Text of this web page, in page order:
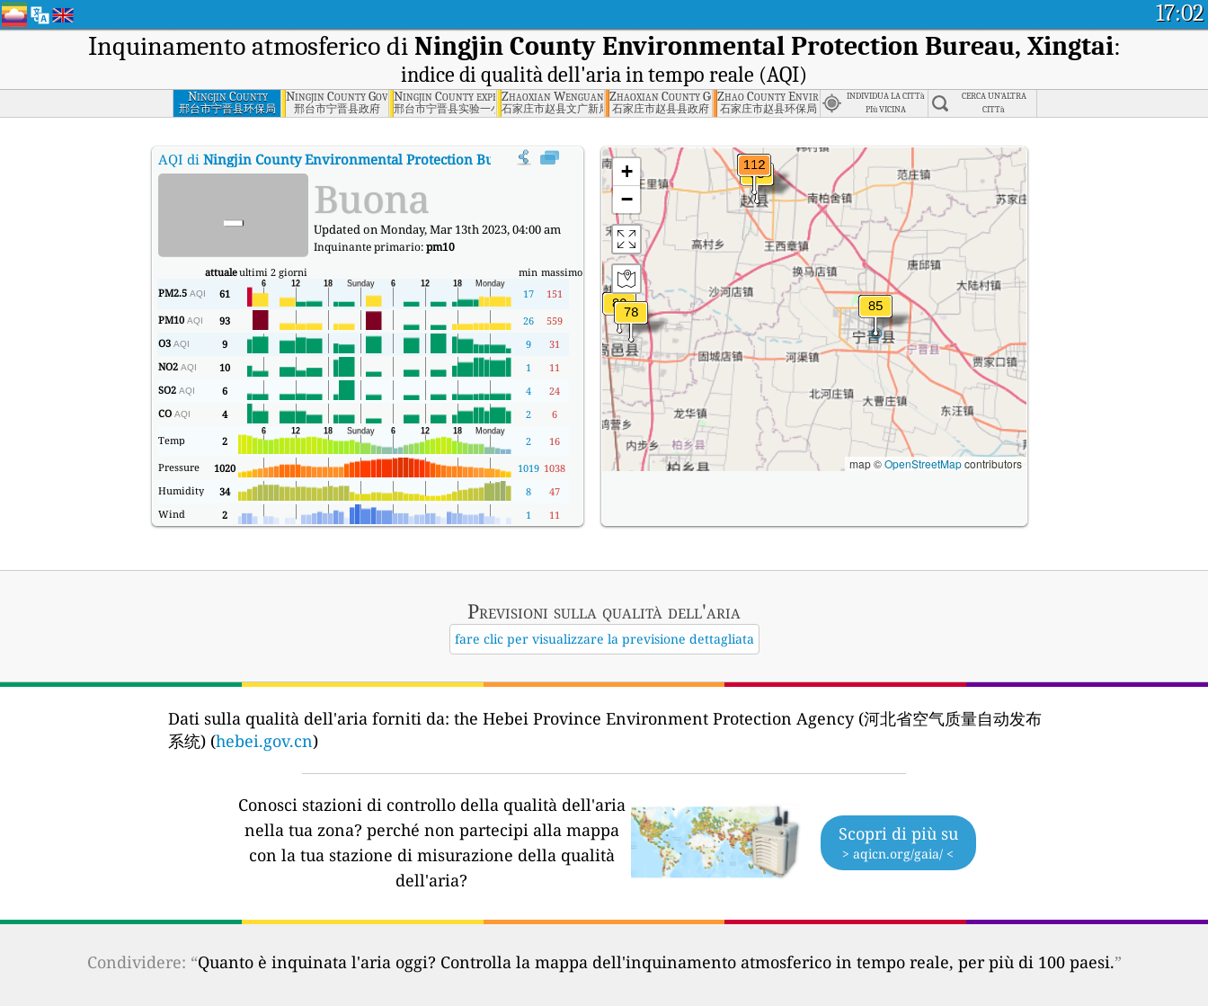
17:02
Inquinamento atmosferico di Ningjin County Environmental Protection Bureau, Xingtai:
indice di qualità dell'aria in tempo reale (AQI)
Ningjin County
Environmental
Protection Bureau,
邢台市宁晋县环保局
Ningjin County Government, Xingtai
邢台市宁晋县政府
Ningjin County experiment a small, Xingtai
邢台市宁晋县实验一小
Zhaoxian Wenguang New Bureau, Shijiazhuang
石家庄市赵县文广新局
Zhaoxian County Government, Shijiazhuang
石家庄市赵县县政府
Zhao County Environmental Protection Bureau, Shijiazhuang
石家庄市赵县环保局
INDIVIDUA LA CITTà
PIù VICINA
CERCA UN'ALTRA
CITTà
AQI di Ningjin County Environmental Protection Bureau, Xingtai Indice di qualità dell'aria in tempo reale (AQI) di Ningjin County Environmental Protection Bureau, Xingtai.
- Buona
Updated on Monday, Mar 13th 2023, 04:00 am
Inquinante primario:pm10
attualeultimi 2 giorni min massimo
PM2.5 AQI 61 17
151
PM10 AQI 93 26
559
O3 AQI 9 9
31
NO2 AQI 10 1
11
SO2 AQI 6 4
24
CO AQI 4 2
6
Temp
2 2
16
Pressure
1020 1019 1038
Humidity
34 8
47
Wind
2 1 11
+
−
map ©OpenStreetMapcontributors
Previsioni sulla qualità dell'aria
fare clic per visualizzare la previsione dettagliata
Dati sulla qualità dell'aria forniti da: the Hebei Province Environment Protection Agency (河北省空气质量自动发布
系统) (hebei.gov.cn)
Conosci stazioni di controllo della qualità dell'aria
nella tua zona? perché non partecipi alla mappa
con la tua stazione di misurazione della qualità
dell'aria?
Scopri di più su
> aqicn.org/gaia/ <
Condividere: “Quanto è inquinata l'aria oggi? Controlla la mappa dell'inquinamento atmosferico in tempo reale, per più di 100 paesi.”